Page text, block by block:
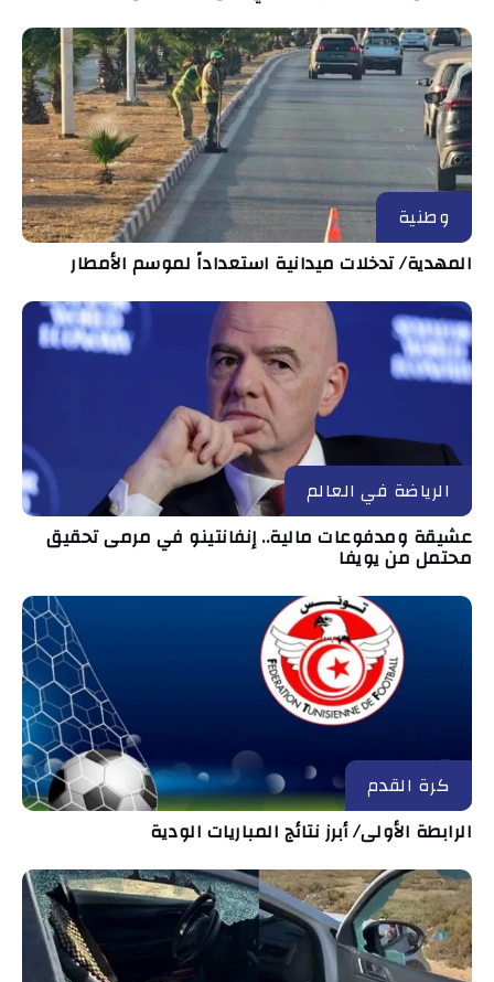
وطنية
المهدية/ تدخلات ميدانية استعداداً لموسم الأمطار
الرياضة في العالم
عشيقة ومدفوعات مالية.. إنفانتينو في مرمى تحقيق
محتمل من يويفا
كرة القدم
الرابطة الأولى/ أبرز نتائج المباريات الودية